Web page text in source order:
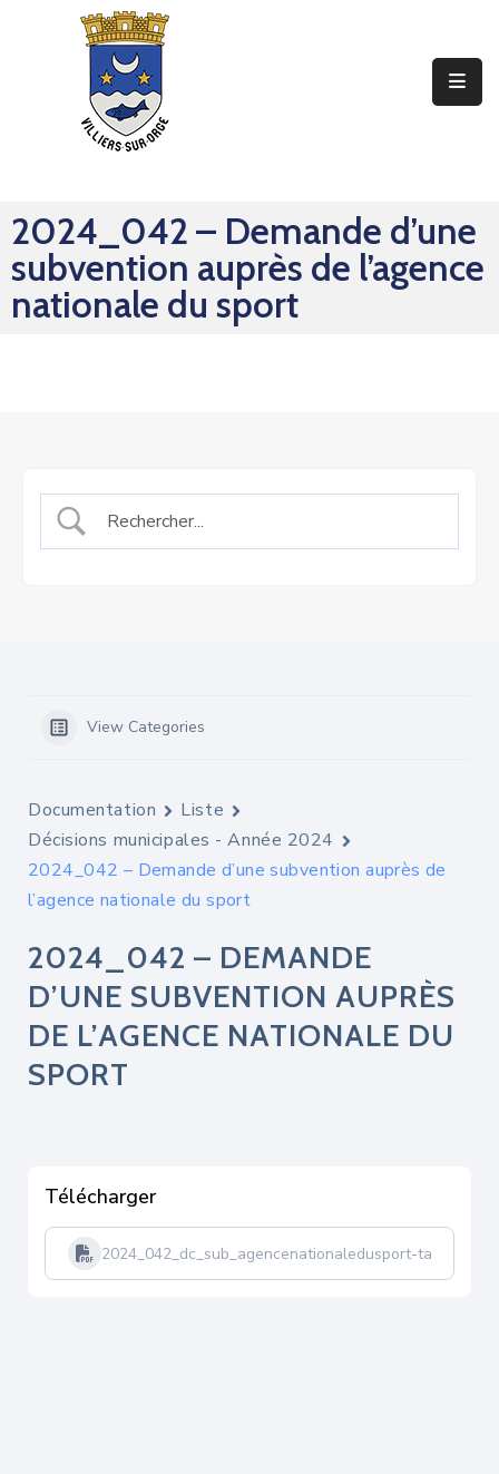
Mes
Sorties
2024_042 – Demande d’une
subvention auprès de l’agence
nationale du sport
View Categories
Documentation
Liste
Décisions municipales - Année 2024
2024_042 – Demande d’une subvention auprès de
l’agence nationale du sport
2024_042 – DEMANDE
D’UNE SUBVENTION AUPRÈS
DE L’AGENCE NATIONALE DU
SPORT
Télécharger
2024_042_dc_sub_agencenationaledusport-tampon